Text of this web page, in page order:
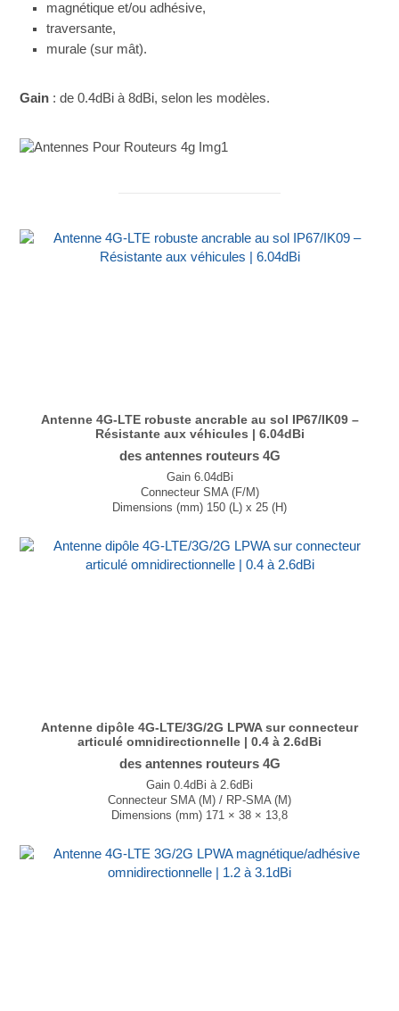
magnétique et/ou adhésive,
traversante,
murale (sur mât).
Gain : de 0.4dBi à 8dBi, selon les modèles.
Antenne 4G-LTE robuste ancrable au sol IP67/IK09 –
Résistante aux véhicules | 6.04dBi
des antennes routeurs 4G
Gain 6.04dBi
Connecteur SMA (F/M)
Dimensions (mm) 150 (L) x 25 (H)
...
Antenne dipôle 4G-LTE/3G/2G LPWA sur connecteur
articulé omnidirectionnelle | 0.4 à 2.6dBi
des antennes routeurs 4G
Gain 0.4dBi à 2.6dBi
Connecteur SMA (M) / RP-SMA (M)
Dimensions (mm) 171 × 38 × 13,8
...